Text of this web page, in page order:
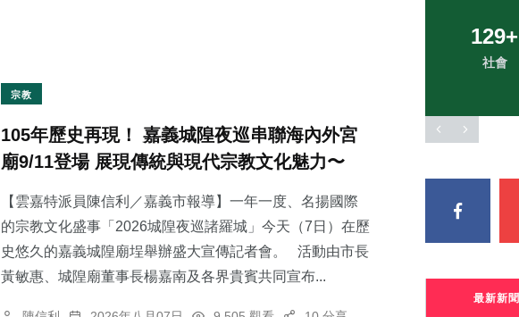
宗教
105年歷史再現！ 嘉義城隍夜巡串聯海內外宮
廟9/11登場 展現傳統與現代宗教文化魅力〜
【雲嘉特派員陳信利／嘉義市報導】一年一度、名揚國際
的宗教文化盛事「2026城隍夜巡諸羅城」今天（7日）在歷
史悠久的嘉義城隍廟埕舉辦盛大宣傳記者會。 活動由市長
黃敏惠、城隍廟董事長楊嘉南及各界貴賓共同宣布...
233+
綜合新聞
最新新聞